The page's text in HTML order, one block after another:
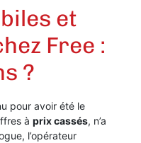
et
Free :
?
pour avoir été le
à prix cassés, n’a
l’opérateur